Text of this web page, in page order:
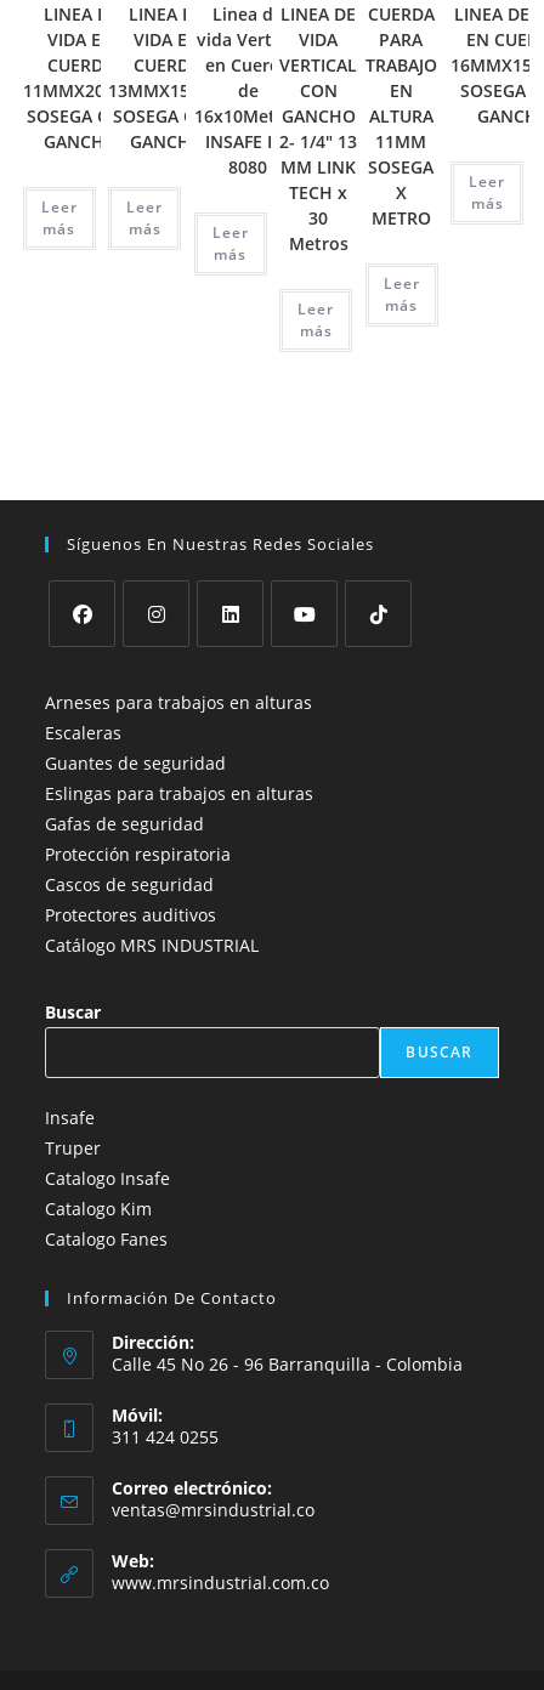
LINEA DE
VIDA EN
CUERDA
11MMX20MTS
SOSEGA CON
GANCHO
Leer
más
LINEA DE
VIDA EN
CUERDA
13MMX15MTS
SOSEGA CON
GANCHO
Leer
más
Linea de
vida Vertical
en Cuerda
de
16x10Metros
INSAFE IN-
8080
Leer
más
LINEA DE
VIDA
VERTICAL
CON
GANCHO
2- 1/4″ 13
MM LINK
TECH x
30
Metros
Leer
más
CUERDA
PARA
TRABAJO
EN
ALTURA
11MM
SOSEGA
X
METRO
Leer
más
LINEA DE
EN
SOSEGA
Leer
más
Síguenos En Nuestras Redes Sociales
abre
en
una
nueva
pestaña
abre
una
nueva
pestaña
abre
una
nueva
pestaña
abre
nueva
Arneses para trabajos en alturas
Escaleras
Guantes de seguridad
Eslingas para trabajos en alturas
Gafas de seguridad
Protección respiratoria
Cascos de seguridad
Protectores auditivos
Catálogo MRS INDUSTRIAL
Buscar
BUSCAR
Insafe
Truper
Catalogo Insafe
Catalogo Kim
Catalogo Fanes
Información De Contacto
Dirección:
Calle 45 No 26 - 96 Barranquilla - Colombia
Móvil:
311 424 0255
Correo electrónico:
ventas@mrsindustrial.coSe
tu
aplicación
Web:
www.mrsindustrial.com.co